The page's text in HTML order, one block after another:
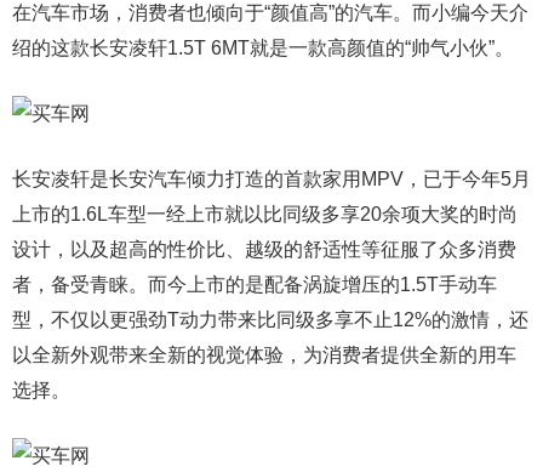
在汽车市场，消费者也倾向于“颜值高”的汽车。而小编今天介
绍的这款长安凌轩1.5T 6MT就是一款高颜值的“帅气小伙”。
长安凌轩是长安汽车倾力打造的首款家用MPV，已于今年5月
上市的1.6L车型一经上市就以比同级多享20余项大奖的时尚
设计，以及超高的性价比、越级的舒适性等征服了众多消费
者，备受青睐。而今上市的是配备涡旋增压的1.5T手动车
型，不仅以更强劲T动力带来比同级多享不止12%的激情，还
以全新外观带来全新的视觉体验，为消费者提供全新的用车
选择。